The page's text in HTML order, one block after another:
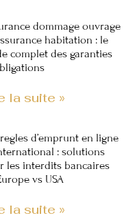
dommage ouvrage
habitation : le
complet des garanties
la suite »
d’emprunt en ligne
: solutions
les interdits bancaires
vs USA
la suite »